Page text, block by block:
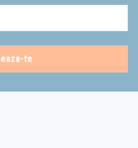
te